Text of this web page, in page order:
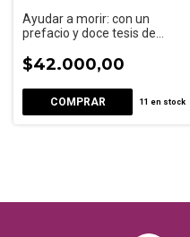
Ayudar a morir: con un
prefacio y doce tesis de
$42.000,00
11 en stock